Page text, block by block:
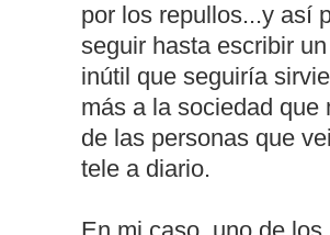
por los repullos...y así
seguir hasta escribir
inútil que seguiría
más a la sociedad que
de las personas que
tele a diario.